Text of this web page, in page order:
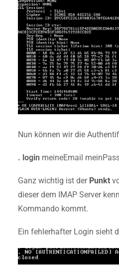
Nun können wir die
. login meineEmail
Ganz wichtig ist der Punkt
dieser dem IMAP Server
Kommando kommt.
Ein fehlerhafter Login sieht